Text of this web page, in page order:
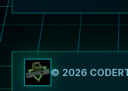
© 2026